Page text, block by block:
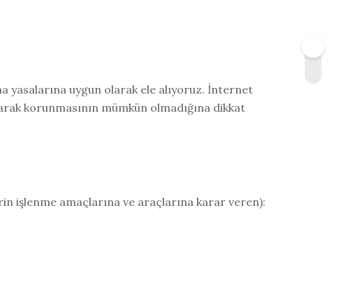
yasalarına uygun olarak ele alıyoruz. İnternet
korunmasının mümkün olmadığına dikkat
işlenme amaçlarına ve araçlarına karar veren):